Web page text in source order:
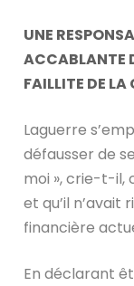
UNE
ACCABLANTE
FAILLITE DE LA
Laguerre
défausser de
moi », crie-t-il,
et qu’il
financière
En déclarant